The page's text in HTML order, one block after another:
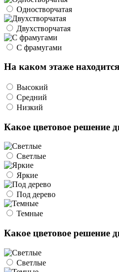
Одностворчатая
Двухстворчатая
С фрамугами
На каком этаже
Высокий
Средний
Низкий
Какое цветовое
Светлые
Яркие
Под дерево
Темные
Какое цветовое решение
Светлые